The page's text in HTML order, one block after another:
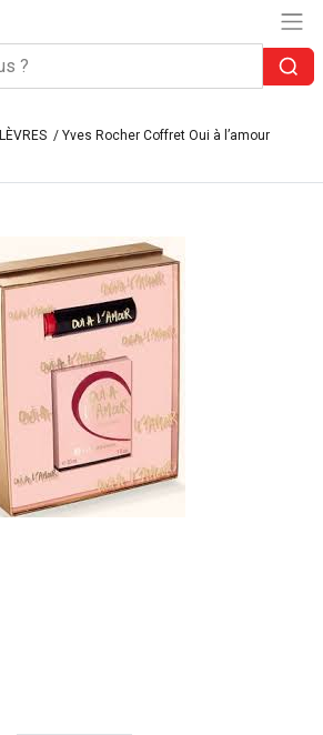
LÈVRES / Yves Rocher Coffret Oui à l’amour